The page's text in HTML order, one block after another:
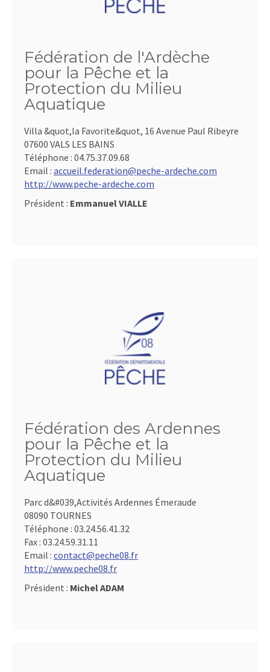
Fédération de l'Ardèche
pour la Pêche et la
Protection du Milieu
Aquatique
Villa &quot,la Favorite&quot, 16 Avenue Paul Ribeyre
07600 VALS LES BAINS
Téléphone : 04.75.37.09.68
Email : accueil.federation@peche-ardeche.com
http://www.peche-ardeche.com
Président : Emmanuel VIALLE
Fédération des Ardennes
pour la Pêche et la
Protection du Milieu
Aquatique
Parc d&#039,Activités Ardennes Émeraude
08090 TOURNES
Téléphone : 03.24.56.41.32
Fax : 03.24.59.31.11
Email : contact@peche08.fr
http://www.peche08.fr
Président : Michel ADAM